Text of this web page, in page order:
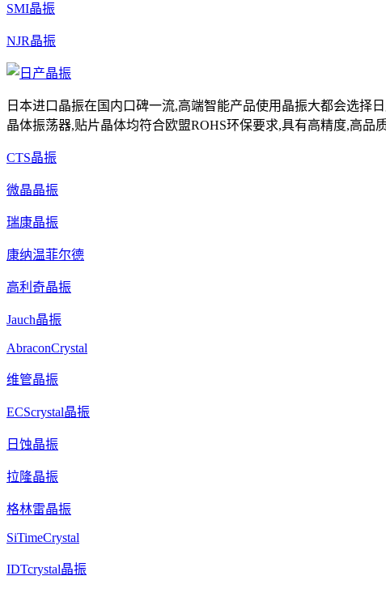
SMI晶振
NJR晶振
日本进口晶振在国内口碑一流,高端智能产品使用晶振大都会选择
晶体振荡器,贴片晶体均符合欧盟ROHS环保要求,具有高精度,高品
CTS晶振
微晶晶振
瑞康晶振
康纳温菲尔德
高利奇晶振
Jauch晶振
AbraconCrystal
维管晶振
ECScrystal晶振
日蚀晶振
拉隆晶振
格林雷晶振
SiTimeCrystal
IDTcrystal晶振